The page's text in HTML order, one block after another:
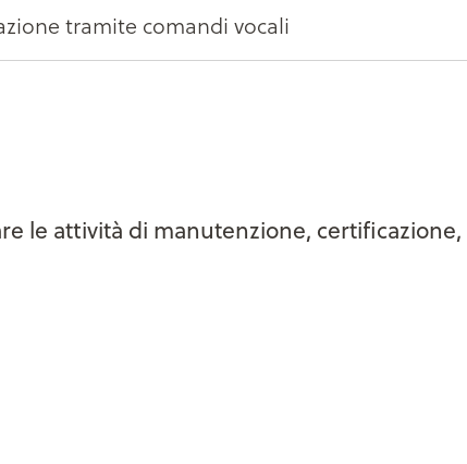
tramite comandi vocali
le attività di manutenzione,